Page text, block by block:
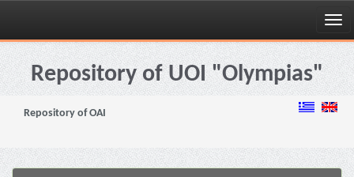
Skip
navigationRepository of UOI "Olympias"
Repository of OAI